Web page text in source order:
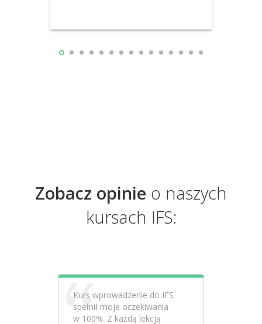
Zobacz opinie o naszych
kursach IFS:
Kurs wprowadzenie do IFS
spełnił moje oczekiwania
w 100%. Z każdą lekcją